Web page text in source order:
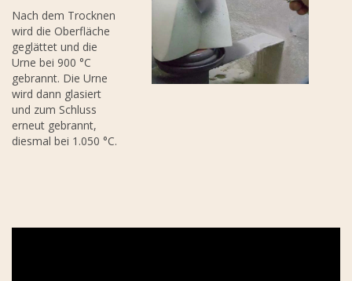
Nach dem Trocknen
wird die Oberfläche
geglättet und die
Urne bei 900 °C
gebrannt. Die Urne
wird dann glasiert
und zum Schluss
erneut gebrannt,
diesmal bei 1.050 °C.